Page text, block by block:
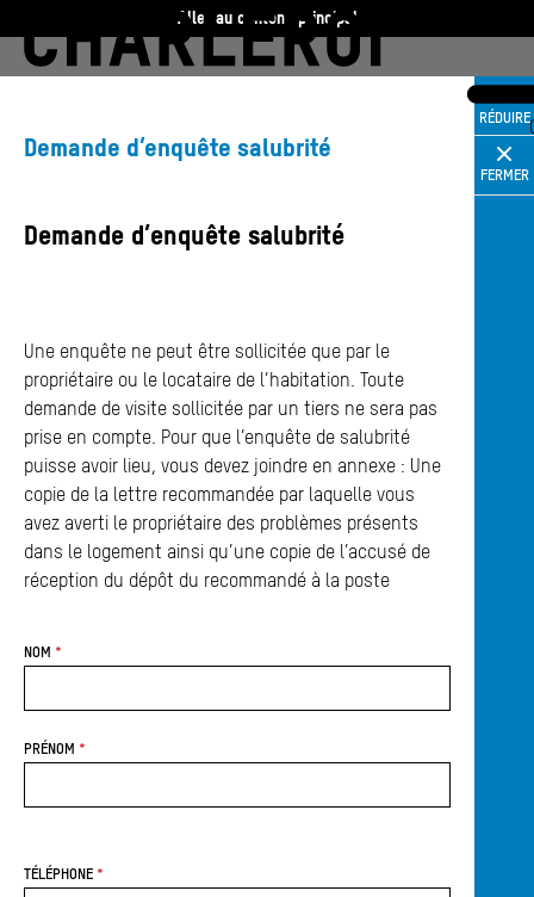
Aller au contenu principal
Charleroi
Découvrir
360 ans
Actualités
Agenda
Annuaire
Media center
Hôtel de Ville de Charleroi Place Vauban 14 – 15
6000 Charleroi
(s’ouvre dans un nouvel onglet)
T :071 86 00 00
M :info@​charleroi.​be
Charleroi
Demande d’enquête salubrité
Demande d’enquête salubrité
Une enquête ne peut être sollicitée que par le
propriétaire ou le locataire de l’habitation. Toute
demande de visite sollicitée par un tiers ne sera pas
prise en compte. Pour que l’enquête de salubrité
puisse avoir lieu, vous devez joindre en annexe : Une
copie de la lettre recommandée par laquelle vous
avez averti le propriétaire des problèmes présents
dans le logement ainsi qu’une copie de l’accusé de
réception du dépôt du recommandé à la poste
NOM
PRÉNOM
TÉLÉPHONE
RÉDUIRE
FERMER